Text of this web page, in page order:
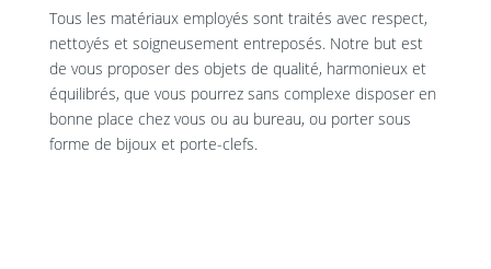
Tous les matériaux employés sont traités avec respect,
nettoyés et soigneusement entreposés. Notre but est
de vous proposer des objets de qualité, harmonieux et
équilibrés, que vous pourrez sans complexe disposer en
bonne place chez vous ou au bureau, ou porter sous
forme de bijoux et porte-clefs.